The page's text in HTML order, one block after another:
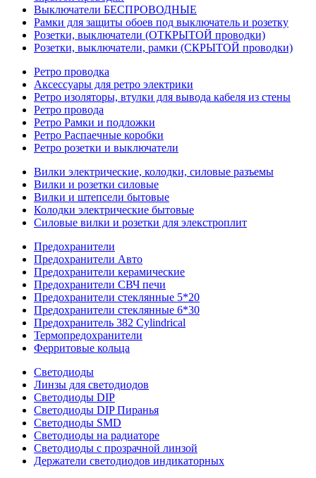
Выключатели БЕСПРОВОДНЫЕ
Рамки для защиты обоев под выключатель и розетку
Розетки, выключатели (ОТКРЫТОЙ проводки)
Розетки, выключатели, рамки (СКРЫТОЙ проводки)
Ретро проводка
Аксессуары для ретро электрики
Ретро изоляторы, втулки для вывода кабеля из стены
Ретро провода
Ретро Рамки и подложки
Ретро Распаечные коробки
Ретро розетки и выключатели
Вилки электрические, колодки, силовые разъемы
Вилки и розетки силовые
Вилки и штепсели бытовые
Колодки электрические бытовые
Силовые вилки и розетки для элекстроплит
Предохранители
Предохранители Авто
Предохранители керамические
Предохранители СВЧ печи
Предохранители стеклянные 5*20
Предохранители стеклянные 6*30
Предохранитель 382 Cylindrical
Термопредохранители
Ферритовые кольца
Светодиоды
Линзы для светодиодов
Светодиоды DIP
Светодиоды DIP Пиранья
Светодиоды SMD
Светодиоды на радиаторе
Светодиоды с прозрачной линзой
Держатели светодиодов индикаторных